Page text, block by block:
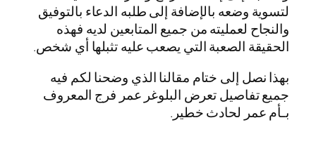
لتسوية وضعه بالإضافة إلى طلبه الدعاء بالتوفيق
والنجاح لعمليته من جميع المتابعين لديه فهذه
الحقيقة الصعبة التي يصعب عليه تثبلها أي شخص.
بهذا نصل إلى ختام مقالنا الذي وضحنا لكم فيه
جميع تفاصيل تعرض البلوغر عمر فرج المعروف
بـأم عمر لحادث خطير.